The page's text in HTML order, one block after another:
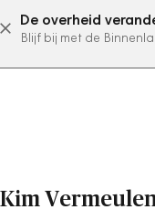
De overheid
Blijf bij met de
Kim